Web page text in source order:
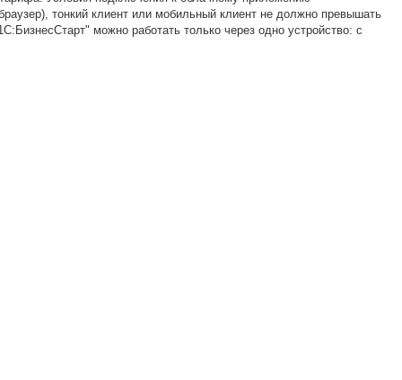
тонкий клиент или мобильный клиент не должно превышать
можно работать только через одно устройство: с